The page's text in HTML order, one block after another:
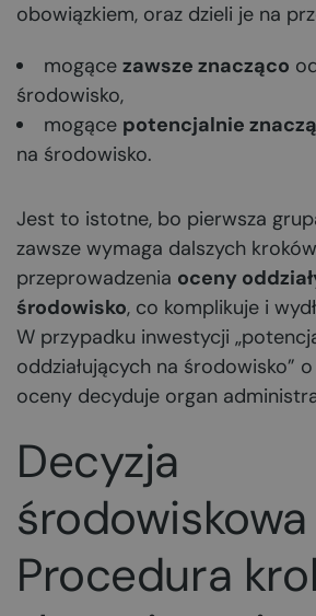
obowiązkiem, oraz dzieli je na
mogące zawsze znacząco
środowisko,
mogące potencjalnie
na środowisko.
Jest to istotne, bo pierwsza
zawsze wymaga dalszych
przeprowadzenia oceny
środowisko, co komplikuje i
W przypadku inwestycji
oddziałujących na środowisko”
oceny decyduje organ
Decyzja
Procedura